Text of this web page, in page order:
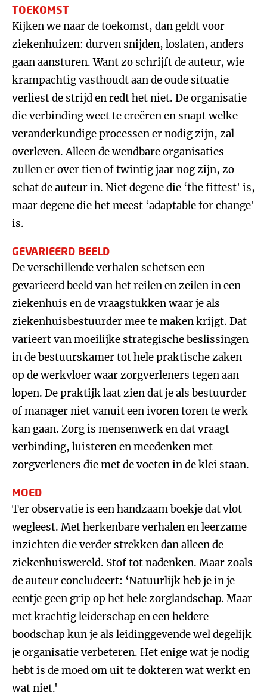
TOEKOMST
Kijken we naar de toekomst, dan geldt voor
ziekenhuizen: durven snijden, loslaten, anders
gaan aansturen. Want zo schrijft de auteur, wie
krampachtig vasthoudt aan de oude situatie
verliest de strijd en redt het niet. De organisatie
die verbinding weet te creëren en snapt welke
veranderkundige processen er nodig zijn, zal
overleven. Alleen de wendbare organisaties
zullen er over tien of twintig jaar nog zijn, zo
schat de auteur in. Niet degene die ‘the fittest' is,
maar degene die het meest ‘adaptable for change'
is.
GEVARIEERD BEELD
De verschillende verhalen schetsen een
gevarieerd beeld van het reilen en zeilen in een
ziekenhuis en de vraagstukken waar je als
ziekenhuisbestuurder mee te maken krijgt. Dat
varieert van moeilijke strategische beslissingen
in de bestuurskamer tot hele praktische zaken
op de werkvloer waar zorgverleners tegen aan
lopen. De praktijk laat zien dat je als bestuurder
of manager niet vanuit een ivoren toren te werk
kan gaan. Zorg is mensenwerk en dat vraagt
verbinding, luisteren en meedenken met
zorgverleners die met de voeten in de klei staan.
MOED
Ter observatie is een handzaam boekje dat vlot
wegleest. Met herkenbare verhalen en leerzame
inzichten die verder strekken dan alleen de
ziekenhuiswereld. Stof tot nadenken. Maar zoals
de auteur concludeert: ‘Natuurlijk heb je in je
eentje geen grip op het hele zorglandschap. Maar
met krachtig leiderschap en een heldere
boodschap kun je als leidinggevende wel degelijk
je organisatie verbeteren. Het enige wat je nodig
hebt is de moed om uit te dokteren wat werkt en
wat niet.'